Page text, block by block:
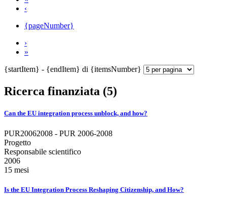
‹
{pageNumber}
›
»
{startItem} - {endItem} di {itemsNumber}
Ricerca finanziata (5)
Can the EU integration process unblock, and how?
PUR20062008 - PUR 2006-2008
Progetto
Responsabile scientifico
2006
15 mesi
Is the EU Integration Process Reshaping Citizenship, and How?